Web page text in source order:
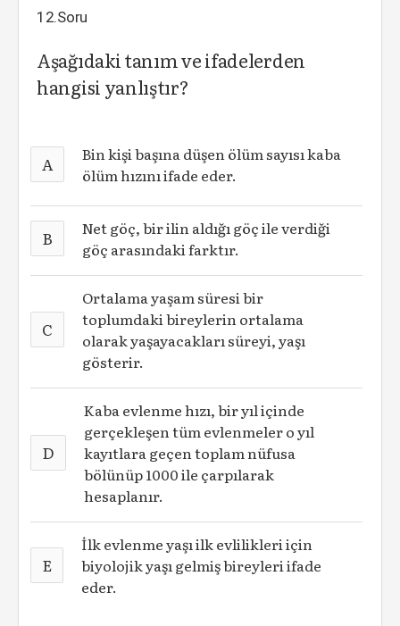
12.Soru
Aşağıdaki tanım ve ifadelerden
hangisi yanlıştır?
A
Bin kişi başına düşen ölüm sayısı kaba
ölüm hızını ifade eder.
B
Net göç, bir ilin aldığı göç ile verdiği
göç arasındaki farktır.
C
Ortalama yaşam süresi bir
toplumdaki bireylerin ortalama
olarak yaşayacakları süreyi, yaşı
gösterir.
D
Kaba evlenme hızı, bir yıl içinde
gerçekleşen tüm evlenmeler o yıl
kayıtlara geçen toplam nüfusa
bölünüp 1000 ile çarpılarak
hesaplanır.
E
İlk evlenme yaşı ilk evlilikleri için
biyolojik yaşı gelmiş bireyleri ifade
eder.